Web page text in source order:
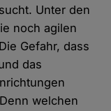
Unter den
noch agilen
Gefahr, dass
das
welchen